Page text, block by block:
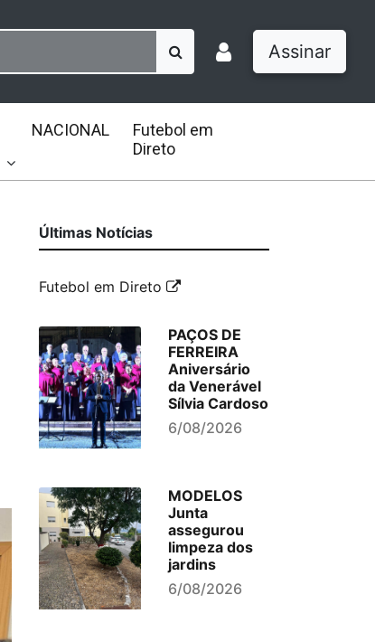
Assinar
NACIONAL
Futebol em
Direto
Últimas Notícias
Futebol em Direto
PAÇOS DE
FERREIRA
Aniversário
da Venerável
Sílvia Cardoso
6/08/2026
MODELOS
Junta
assegurou
limpeza dos
jardins
6/08/2026